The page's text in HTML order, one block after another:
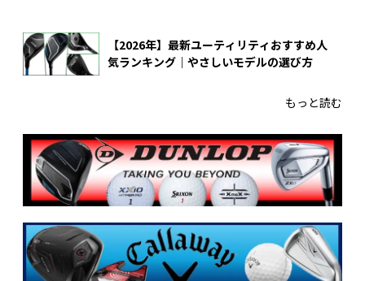
【2026年】最新ユーティリティおすすめ人
気ランキング｜やさしいモデルの選び方
もっと読む